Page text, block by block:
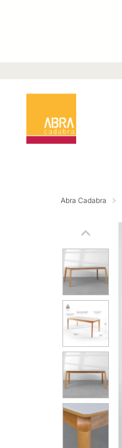
Abra Cadabra